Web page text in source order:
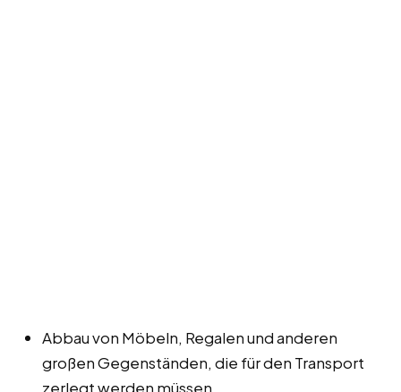
Abbau von Möbeln, Regalen und anderen
großen Gegenständen, die für den Transport
zerlegt werden müssen.